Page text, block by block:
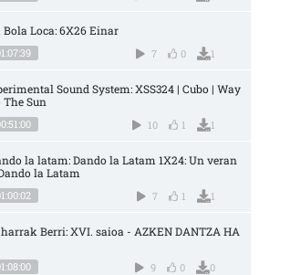
Bola Loca: 6X26 Einar
7 0 1
Sound System: XSS324 | Cubo | Way
The Sun
10 1 1
la latam: Dando la Latam 1X24: Un veran
la Latam
7 1 1
Berri: XVI. saioa - AZKEN DANTZA HA
9 0 0